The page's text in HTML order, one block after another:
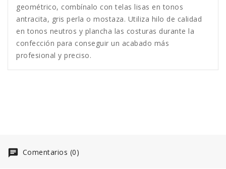
geométrico, combínalo con telas lisas en tonos
antracita, gris perla o mostaza. Utiliza hilo de calidad
en tonos neutros y plancha las costuras durante la
confección para conseguir un acabado más
profesional y preciso.
Comentarios (0)